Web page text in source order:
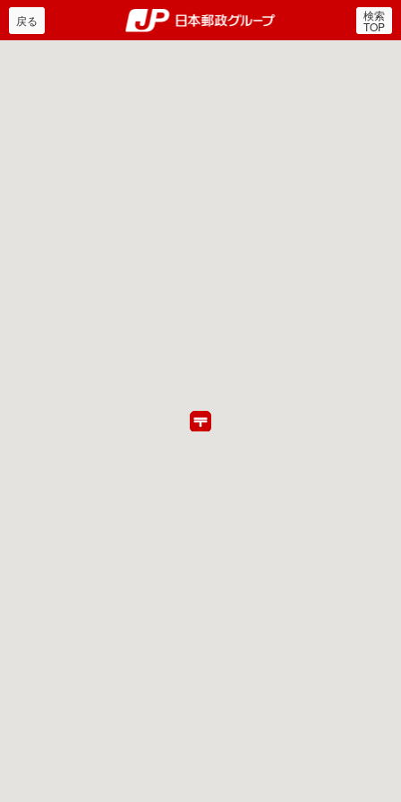
郵便局・日本郵政グルー
戻る 検索
TOP